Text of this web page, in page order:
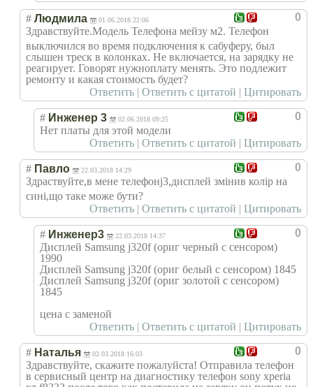
0
# Людмила 01.06.2018 22:06
Здравствуйте.Модель Телефона мейзу м2. Телефон
выключился во время подключения к сабуферу, был
слышен треск в колонках. Не включается, на зарядку не
реагирует. Говорят нужноплату менять. Это подлежит
ремонту и какая стоимость будет?
Ответить | Ответить с цитатой | Цитировать
0
# Инженер 3 02.06.2018 09:25
Нет платы для этой модели
Ответить | Ответить с цитатой | Цитировать
0
# Павло 22.03.2018 14:29
Здраствуйте,в мене телефонj3,дисплей змінив колір на
сині,що таке може бути?
Ответить | Ответить с цитатой | Цитировать
0
# Инженер3 22.03.2018 14:37
Дисплей Samsung j320f (ориг черный с сенсором)
1990
Дисплей Samsung j320f (ориг белый с сенсором) 1845
Дисплей Samsung j320f (ориг золотой с сенсором)
1845
цена с заменой
Ответить | Ответить с цитатой | Цитировать
0
# Наталья 02.03.2018 16:03
Здравствуйте, скажите пожалуйста! Отправила телефон
в сервисный центр на диагностику телефон sony xperia